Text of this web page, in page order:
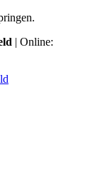
| Online: